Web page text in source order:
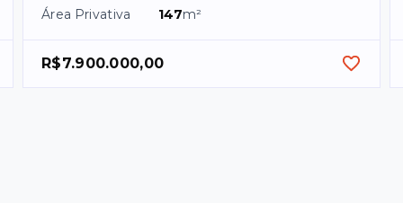
Área Privativa
147m²
R$7.900.000,00